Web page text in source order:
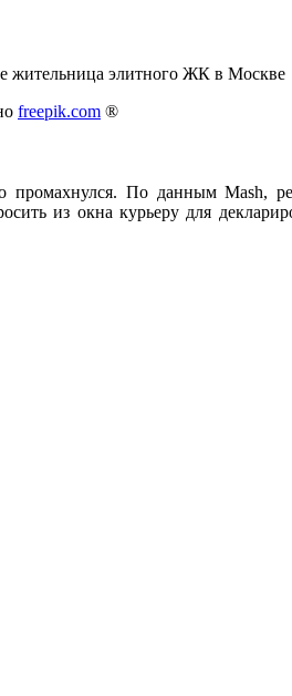
freepik.com ®
По данным Mash,
из окна курьеру для